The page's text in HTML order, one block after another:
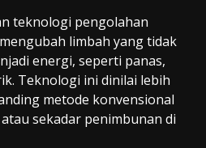
teknologi pengolahan
limbah yang tidak
energi, seperti panas,
Teknologi ini dinilai lebih
metode konvensional
sekadar penimbunan di